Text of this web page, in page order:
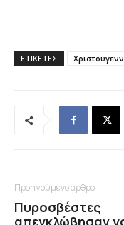
ΕΤΙΚΕΤΕΣ
Προηγούμενο άρθρο
Πυροσβέστες
απεγκλώβησαν